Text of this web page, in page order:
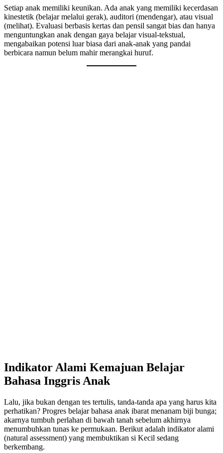
Setiap anak memiliki keunikan. Ada anak yang memiliki kecerdasan
kinestetik (belajar melalui gerak), auditori (mendengar), atau visual
(melihat). Evaluasi berbasis kertas dan pensil sangat bias dan hanya
menguntungkan anak dengan gaya belajar visual-tekstual,
mengabaikan potensi luar biasa dari anak-anak yang pandai
berbicara namun belum mahir merangkai huruf.
Indikator Alami Kemajuan Belajar
Bahasa Inggris Anak
Lalu, jika bukan dengan tes tertulis, tanda-tanda apa yang harus kita
perhatikan? Progres belajar bahasa anak ibarat menanam biji bunga;
akarnya tumbuh perlahan di bawah tanah sebelum akhirnya
menumbuhkan tunas ke permukaan. Berikut adalah indikator alami
(natural assessment) yang membuktikan si Kecil sedang
berkembang.